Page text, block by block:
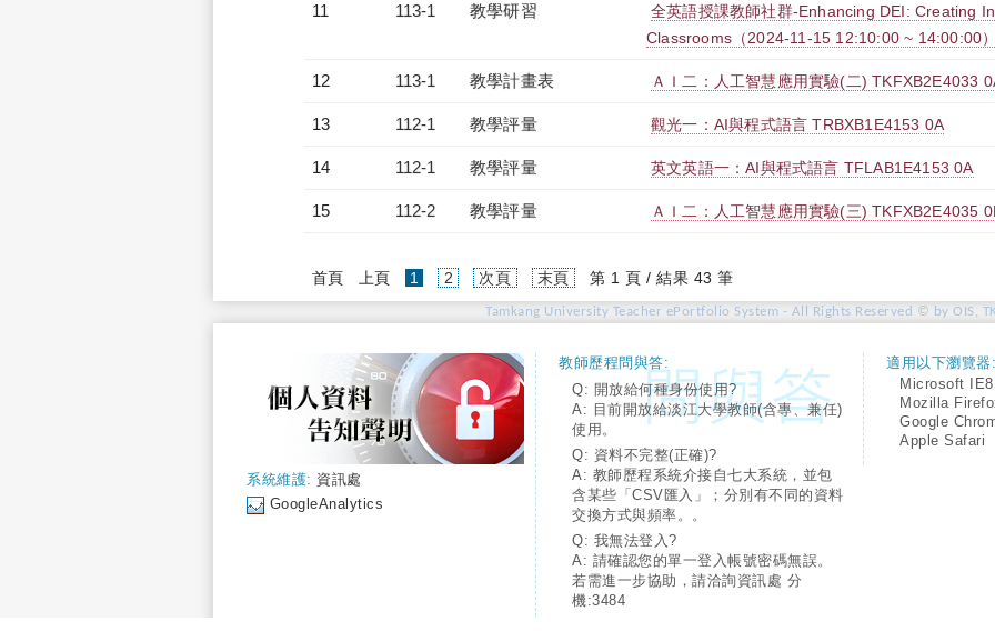
11 113-1 教學研習
全英語授課教師社群-Enhancing DEI: Creating
Classrooms（2024-11-15 12:10:00 ~ 14:00:00
12 113-1 教學計畫表 ＡＩ二：人工智慧應用實驗(二) TKFXB2E4033
13 112-1 教學評量 觀光一：AI與程式語言 TRBXB1E4153 0A
14 112-1 教學評量 英文英語一：AI與程式語言 TFLAB1E4153 0A
15 112-2 教學評量 ＡＩ二：人工智慧應用實驗(三) TKFXB2E4035
首頁 上頁 1 (current)
2 次頁 末頁 第 1 頁 / 結果 43 筆
Tamkang University Teacher ePortfolio System - All Rights Reserved © by OIS,
系統維護: 資訊處
GoogleAnalytics
教師歷程問與答:
Q: 開放給何種身份使用?
A: 目前開放給淡江大學教師(含專、兼任)
使用。
Q: 資料不完整(正確)?
A: 教師歷程系統介接自七大系統，並包
含某些「CSV匯入」；分別有不同的資料
交換方式與頻率。。
Q: 我無法登入?
A: 請確認您的單一登入帳號密碼無誤。
若需進一步協助，請洽詢資訊處 分
機:3484
適用以下瀏覽器:
Microsoft
Mozilla
Google
Apple Safari